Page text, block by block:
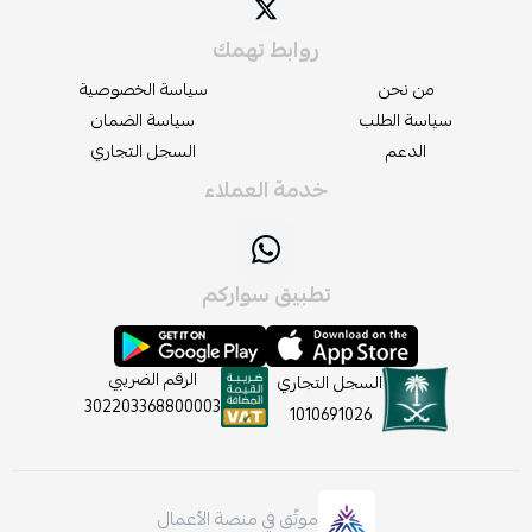
روابط تهمك
من نحن
سياسة الطلب
الدعم
سياسة الخصوصية
سياسة الضمان
السجل التجاري
خدمة العملاء
تطبيق سواركم
السجل التجاري
1010691026
الرقم الضريبي
302203368800003
موثّق في منصة الأعمال